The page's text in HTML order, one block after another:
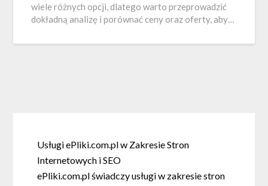
wiele różnych opcji, dlatego warto przeprowadzić
dokładną analizę i porównać ceny oraz oferty, aby…
Usługi ePliki.com.pl w Zakresie Stron
Internetowych i SEO
ePliki.com.pl świadczy usługi w zakresie stron